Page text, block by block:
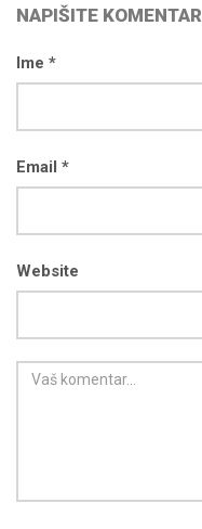
NAPIŠITE KOMENTAR
Ime *
Email *
Website